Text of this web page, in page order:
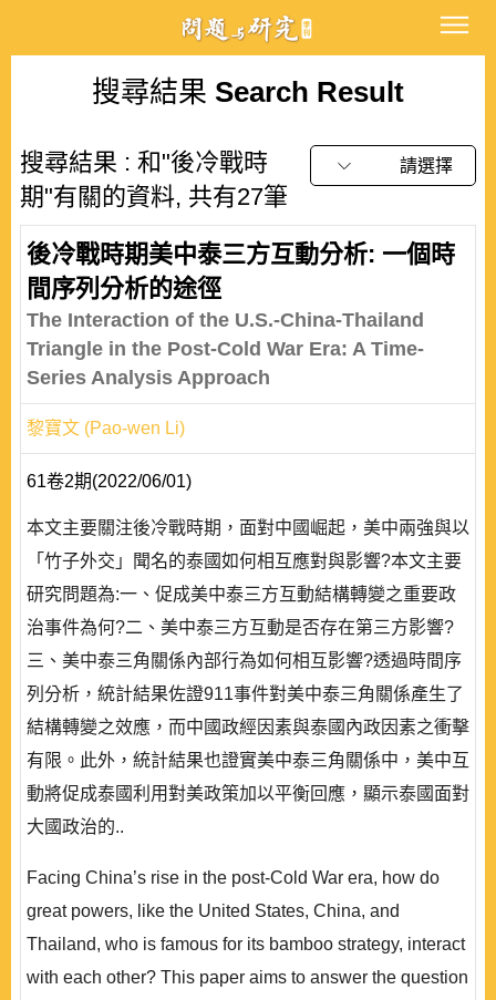
搜尋結果 Search Result
搜尋結果 : 和"後冷戰時
期"有關的資料, 共有27筆
請選擇
後冷戰時期美中泰三方互動分析: 一個時
間序列分析的途徑
The Interaction of the U.S.-China-Thailand
Triangle in the Post-Cold War Era: A Time-
Series Analysis Approach
黎寶文 (Pao-wen Li)
61卷2期(2022/06/01)
本文主要關注後冷戰時期，面對中國崛起，美中兩強與以
「竹子外交」聞名的泰國如何相互應對與影響?本文主要
研究問題為:一、促成美中泰三方互動結構轉變之重要政
治事件為何?二、美中泰三方互動是否存在第三方影響?
三、美中泰三角關係內部行為如何相互影響?透過時間序
列分析，統計結果佐證911事件對美中泰三角關係產生了
結構轉變之效應，而中國政經因素與泰國內政因素之衝擊
有限。此外，統計結果也證實美中泰三角關係中，美中互
動將促成泰國利用對美政策加以平衡回應，顯示泰國面對
大國政治的..
Facing China’s rise in the post-Cold War era, how do
great powers, like the United States, China, and
Thailand, who is famous for its bamboo strategy, interact
with each other? This paper aims to answer the question